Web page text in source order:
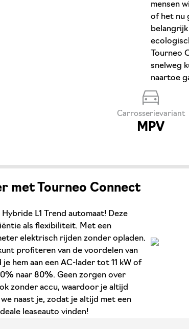
mensen
of het nu
Tourneo
snelweg
naartoe
Carrosserievariant
MPV
met Tourneo Connect
L1 Trend automaat! Deze
als flexibiliteit. Met een
elektrisch rijden zonder opladen.
profiteren van de voordelen van
hem aan een AC-lader tot 11 kW of
naar 80%. Geen zorgen over
zonder accu, waardoor je altijd
naast je, zodat je altijd met een
leaseauto vinden!